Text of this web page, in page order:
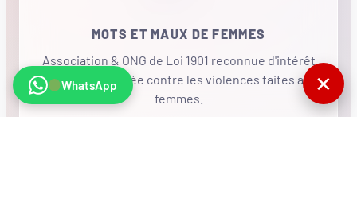
MOTS ET MAUX DE FEMMES
Association & ONG de Loi 1901 reconnue d'intérêt
général, mobilisée contre les violences faites aux
femmes.
WhatsApp ✕